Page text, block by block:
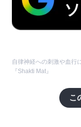
自律神経への刺激や血行
『Shakti Mat』
こ